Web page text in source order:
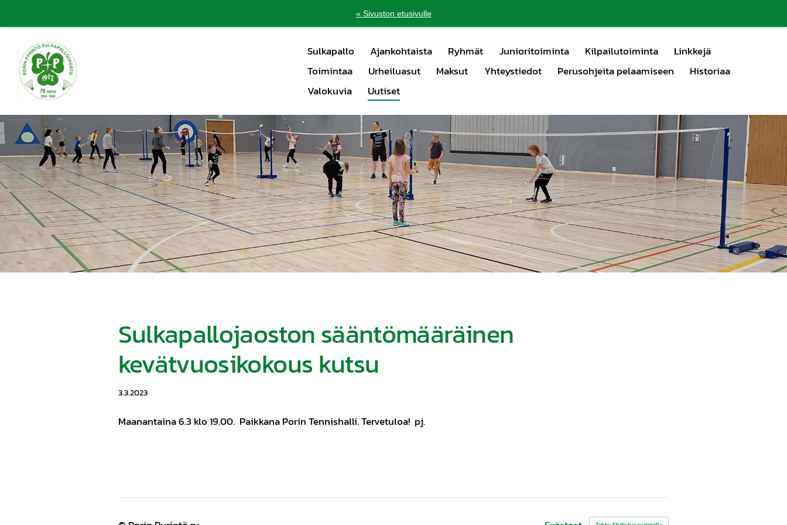
sivun
sisältöön
« Sivuston etusivulle
Porin Pyrintö ry
Sulkapallo Ajankohtaista Ryhmät Junioritoiminta Kilpailutoiminta
Linkkejä
Toimintaa
Urheiluasut Maksut Yhteystiedot Perusohjeita pelaamiseen
Historiaa
Valokuvia
Uutiset
Sulkapallojaoston sääntömääräinen
kevätvuosikokous kutsu
3.3.2023
Maanantaina 6.3 klo 19.00. Paikkana Porin Tennishalli. Tervetuloa! pj.